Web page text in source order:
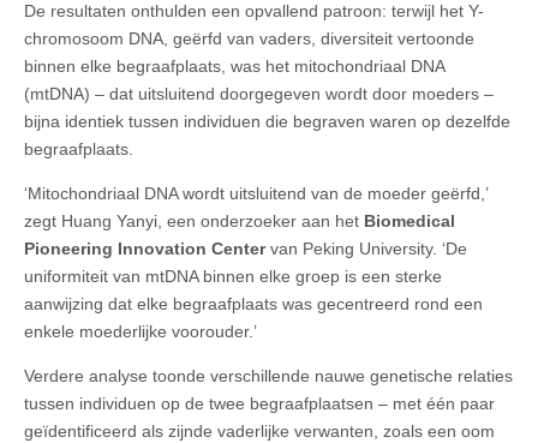
De resultaten onthulden een opvallend patroon: terwijl het Y-
chromosoom DNA, geërfd van vaders, diversiteit vertoonde
binnen elke begraafplaats, was het mitochondriaal DNA
(mtDNA) – dat uitsluitend doorgegeven wordt door moeders –
bijna identiek tussen individuen die begraven waren op dezelfde
begraafplaats.
‘Mitochondriaal DNA wordt uitsluitend van de moeder geërfd,’
zegt Huang Yanyi, een onderzoeker aan het Biomedical
Pioneering Innovation Centervan Peking University. ‘De
uniformiteit van mtDNA binnen elke groep is een sterke
aanwijzing dat elke begraafplaats was gecentreerd rond een
enkele moederlijke voorouder.’
Verdere analyse toonde verschillende nauwe genetische relaties
tussen individuen op de twee begraafplaatsen – met één paar
geïdentificeerd als zijnde vaderlijke verwanten, zoals een oom